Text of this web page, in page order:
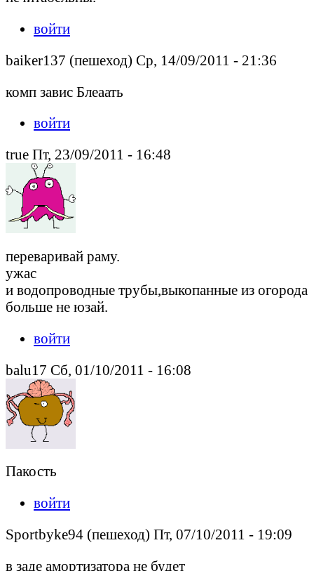
войти
baiker137 (пешеход) Ср, 14/09/2011 - 21:36
комп завис Блеаать
войти
true Пт, 23/09/2011 - 16:48
переваривай раму.
ужас
и водопроводные трубы,выкопанные из огорода
больше не юзай.
войти
balu17 Сб, 01/10/2011 - 16:08
Пакость
войти
Sportbyke94 (пешеход) Пт, 07/10/2011 - 19:09
в заде амортизатора не будет